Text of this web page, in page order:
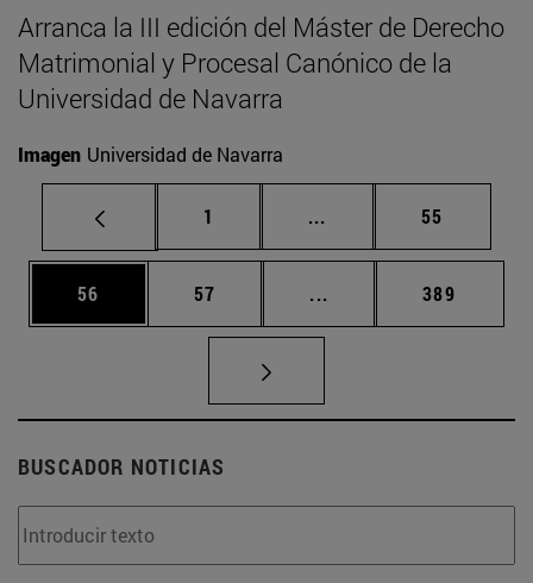
Arranca la III edición del Máster de Derecho
Matrimonial y Procesal Canónico de la
Universidad de Navarra
Imagen Universidad de Navarra
Página
1 ... Páginas intermedias
Página
55
Página
56 Página
57 ... Páginas intermedias
Página
389
BUSCADOR NOTICIAS